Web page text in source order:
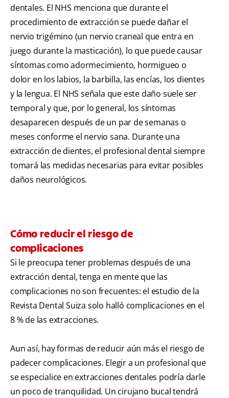
dentales. El NHS menciona que durante el
procedimiento de extracción se puede dañar el
nervio trigémino (un nervio craneal que entra en
juego durante la masticación), lo que puede causar
síntomas como adormecimiento, hormigueo o
dolor en los labios, la barbilla, las encías, los dientes
y la lengua. El NHS señala que este daño suele ser
temporal y que, por lo general, los síntomas
desaparecen después de un par de semanas o
meses conforme el nervio sana. Durante una
extracción de dientes, el profesional dental siempre
tomará las medidas necesarias para evitar posibles
daños neurológicos.
Cómo reducir el riesgo de
complicaciones
Si le preocupa tener problemas después de una
extracción dental, tenga en mente que las
complicaciones no son frecuentes: el estudio de la
Revista Dental Suiza solo halló complicaciones en el
8 % de las extracciones.
Aun así, hay formas de reducir aún más el riesgo de
padecer complicaciones. Elegir a un profesional que
se especialice en extracciones dentales podría darle
un poco de tranquilidad. Un cirujano bucal tendrá